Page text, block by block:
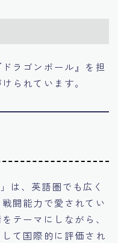
ラゴンボール』を担
られています。
は、英語圏でも広く
闘能力で愛されてい
テーマにしながら、
て国際的に評価され